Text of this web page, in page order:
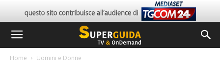
Home Uomini e Donne